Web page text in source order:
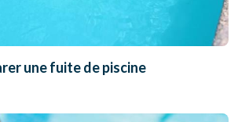
une fuite de piscine